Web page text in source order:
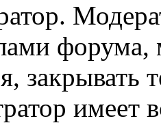
форума,
закрывать
имеет